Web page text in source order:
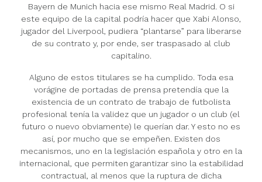
Bayern de Munich hacia ese mismo Real Madrid. O si
este equipo de la capital podría hacer que Xabi Alonso,
jugador del Liverpool, pudiera “plantarse” para liberarse
de su contrato y, por ende, ser traspasado al club
capitalino.
Alguno de estos titulares se ha cumplido. Toda esa
vorágine de portadas de prensa pretendía que la
existencia de un contrato de trabajo de futbolista
profesional tenía la validez que un jugador o un club (el
futuro o nuevo obviamente) le querían dar. Y esto no es
así, por mucho que se empeñen. Existen dos
mecanismos, uno en la legislación española y otro en la
internacional, que permiten garantizar sino la estabilidad
contractual, al menos que la ruptura de dicha